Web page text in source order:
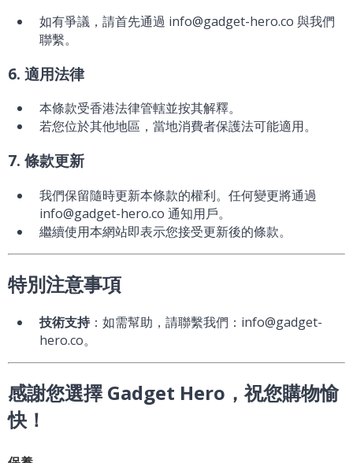
如有爭議，請首先通過 info@gadget-hero.co 與我們
聯繫。
6. 適用法律
本條款受香港法律管轄並按其解釋。
若您位於其他地區，當地消費者保護法可能適用。
7. 條款更新
我們保留隨時更新本條款的權利。任何變更將通過
info@gadget-hero.co 通知用戶。
繼續使用本網站即表示您接受更新後的條款。
特別注意事項
技術支持：如需幫助，請聯繫我們：info@gadget-
hero.co。
感謝您選擇 Gadget Hero，祝您購物愉
快！